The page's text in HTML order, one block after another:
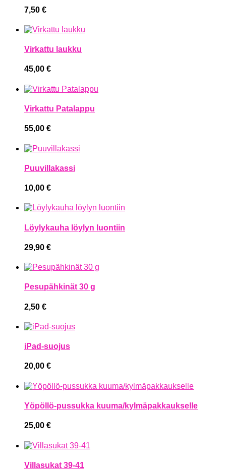
7,50 €
Virkattu laukku
45,00 €
Virkattu Patalappu
55,00 €
Puuvillakassi
10,00 €
Löylykauha löylyn luontiin
29,90 €
Pesupähkinät 30 g
2,50 €
iPad-suojus
20,00 €
Yöpöllö-pussukka kuuma/kylmäpakkaukselle
25,00 €
Villasukat 39-41